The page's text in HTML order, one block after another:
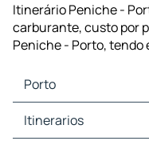
Itinerário Peniche -
carburante, custo por
Peniche - Porto,
Porto
Porto Mapas Plantas
Porto Trafego
Itinerarios